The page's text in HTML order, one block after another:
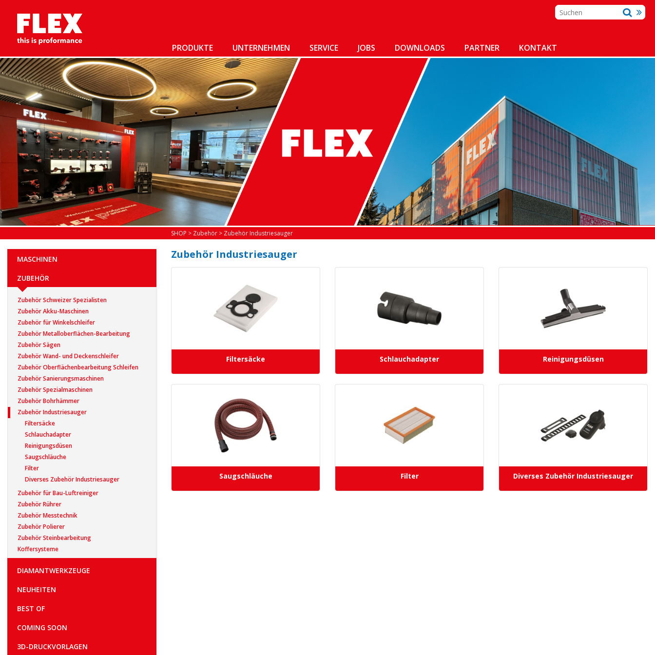
PRODUKTE UNTERNEHMEN SERVICE JOBS DOWNLOADS PARTNER KONTAKT
MASCHINEN
ZUBEHÖR
Zubehör Schweizer Spezialisten
Zubehör Akku-Maschinen
Zubehör für Winkelschleifer
Zubehör Metalloberflächen-Bearbeitung
Zubehör Sägen
Zubehör Wand- und Deckenschleifer
Zubehör Oberflächenbearbeitung Schleifen
Zubehör Sanierungsmaschinen
Zubehör Spezialmaschinen
Zubehör Bohrhämmer
Zubehör Industriesauger
Filtersäcke
Schlauchadapter
Reinigungsdüsen
Saugschläuche
Filter
Diverses Zubehör Industriesauger
Zubehör für Bau-Luftreiniger
Zubehör Rührer
Zubehör Messtechnik
Zubehör Polierer
Zubehör Steinbearbeitung
Koffersysteme
DIAMANTWERKZEUGE
NEUHEITEN
BEST OF
COMING SOON
3D-DRUCKVORLAGEN
SHOP > Zubehör > Zubehör Industriesauger
Zubehör Industriesauger
Filtersäcke Schlauchadapter Reinigungsdüsen
Saugschläuche Filter Diverses Zubehör Industriesauger